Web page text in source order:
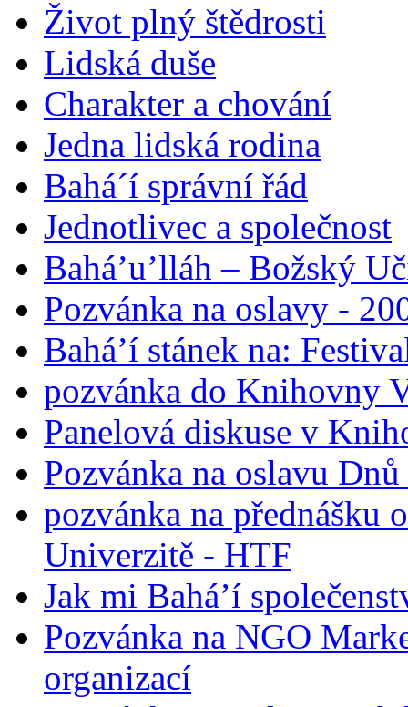
Život plný štědrosti
Lidská duše
Charakter a chování
Jedna lidská rodina
Bahá´í správní řád
Jednotlivec a společnost
Bahá’u’lláh – Božský
Pozvánka na oslavy -
Bahá’í stánek na:
pozvánka do Knihovny
Panelová diskuse v
Pozvánka na oslavu
pozvánka na přednášku
Univerzitě - HTF
Jak mi Bahá’í
Pozvánka na NGO
organizací